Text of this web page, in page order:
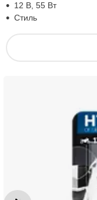
12 В, 55 Вт
Стиль